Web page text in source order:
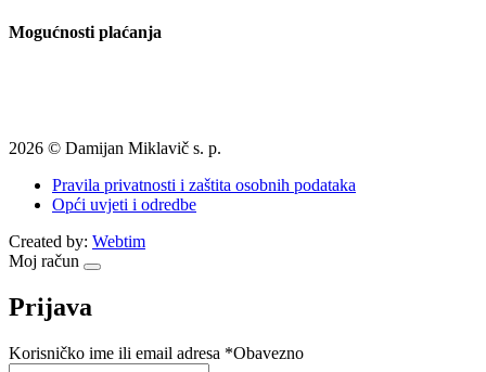
Mogućnosti plaćanja
2026 © Damijan Miklavič s. p.
Pravila privatnosti i zaštita osobnih podataka
Opći uvjeti i odredbe
Created by: Webtim
Moj račun
Prijava
Korisničko ime ili email adresa *Obavezno